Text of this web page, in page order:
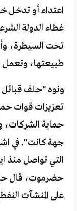
اعتداء أو تدخل
غطاء الدولة
تحت السيطرة،
طبيعتها، وتعمل
ونوه "حلف
تعزيزات قوات
حماية
جهة كانت". في
التي تواصل منذ
حضرموت، قال
على المنشآت